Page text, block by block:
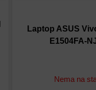
Laptop ASUS
E1504FA-
Nema na